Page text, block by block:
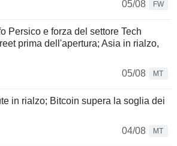
05/08
FW
Persico e forza del settore Tech
prima dell'apertura; Asia in rialzo,
05/08
MT
in rialzo; Bitcoin supera la soglia dei
04/08
MT